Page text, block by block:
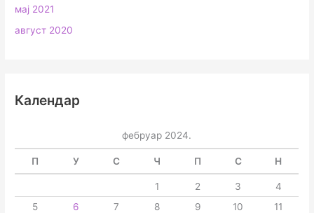
мај 2021
август 2020
Календар
фебруар 2024.
П У С Ч П С Н
1 2 3
4
5
6 7 8 9 10
11